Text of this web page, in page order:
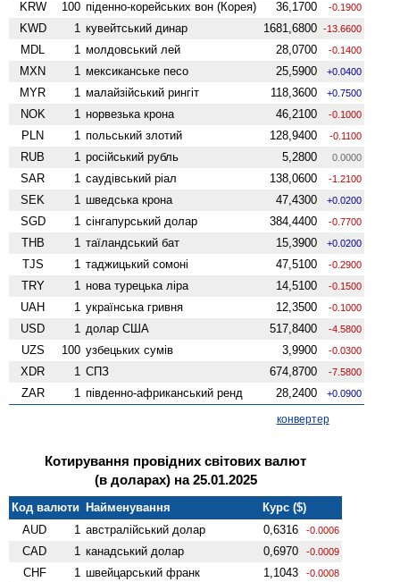
KRW 100 піденно-корейських вон (Корея) 36,1700 -0.1900
KWD 1 кувейтський динар 1681,6800 -13.6600
MDL 1 молдовський лей 28,0700 -0.1400
MXN 1 мексиканське песо 25,5900 +0.0400
MYR 1 малайзійський рингіт 118,3600 +0.7500
NOK 1 норвезька крона 46,2100 -0.1000
PLN 1 польський злотий 128,9400 -0.1100
RUB 1 російський рубль 5,2800 0.0000
SAR 1 саудівський ріал 138,0600 -1.2100
SEK 1 шведська крона 47,4300 +0.0200
SGD 1 сінгапурський долар 384,4400 -0.7700
THB 1 таїландський бат 15,3900 +0.0200
TJS 1 таджицький сомоні 47,5100 -0.2900
TRY 1 нова турецька ліра 14,5100 -0.1500
UAH 1 українська гривня 12,3500 -0.1000
USD 1 долар США 517,8400 -4.5800
UZS 100 узбецьких сумів 3,9900 -0.0300
XDR 1 СПЗ 674,8700 -7.5800
ZAR 1 південно-африканський ренд 28,2400 +0.0900
конвертер
Котирування провідних світових валют
(в доларах) на 25.01.2025
Код валюти Найменування
Курс ($)
AUD
1 австралійський долар 0,6316 -0.0006
CAD 1 канадський долар 0,6970 -0.0009
CHF 1 швейцарський франк 1,1043 -0.0008